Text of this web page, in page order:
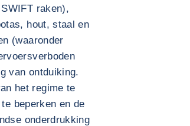
raken),
hout, staal en
(waaronder
van ontduiking.
het regime te
beperken en de
onderdrukking